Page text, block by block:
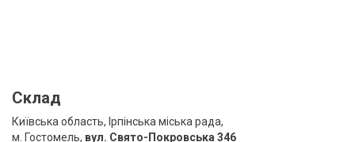
Склад
Київська область, Ірпінська міська рада,
м. Гостомель, вул. Свято-Покровська 346